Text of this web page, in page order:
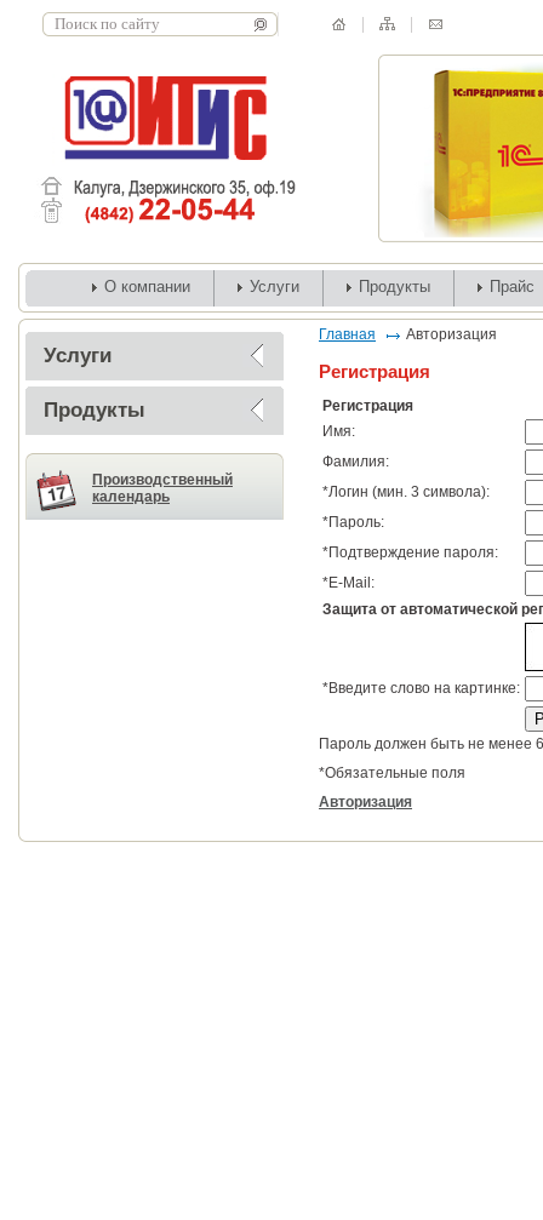
О компании Услуги Продукты Прайс
Услуги
Продукты
Производственный
календарь
Главная Авторизация
Регистрация
Регистрация
Имя:
Фамилия:
*Логин (мин. 3 символа):
*Пароль:
*Подтверждение пароля:
*E-Mail:
Защита от автоматической
*Введите слово на картинке:
Пароль должен быть не менее
*Обязательные поля
Авторизация